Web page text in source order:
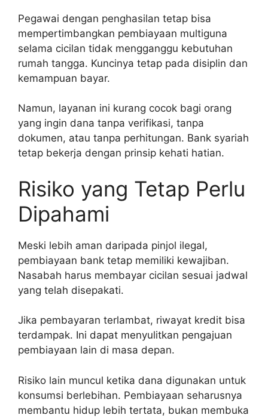
Pegawai dengan penghasilan tetap bisa
mempertimbangkan pembiayaan multiguna
selama cicilan tidak mengganggu kebutuhan
rumah tangga. Kuncinya tetap pada disiplin dan
kemampuan bayar.
Namun, layanan ini kurang cocok bagi orang
yang ingin dana tanpa verifikasi, tanpa
dokumen, atau tanpa perhitungan. Bank syariah
tetap bekerja dengan prinsip kehati hatian.
Risiko yang Tetap Perlu
Dipahami
Meski lebih aman daripada pinjol ilegal,
pembiayaan bank tetap memiliki kewajiban.
Nasabah harus membayar cicilan sesuai jadwal
yang telah disepakati.
Jika pembayaran terlambat, riwayat kredit bisa
terdampak. Ini dapat menyulitkan pengajuan
pembiayaan lain di masa depan.
Risiko lain muncul ketika dana digunakan untuk
konsumsi berlebihan. Pembiayaan seharusnya
membantu hidup lebih tertata, bukan membuka